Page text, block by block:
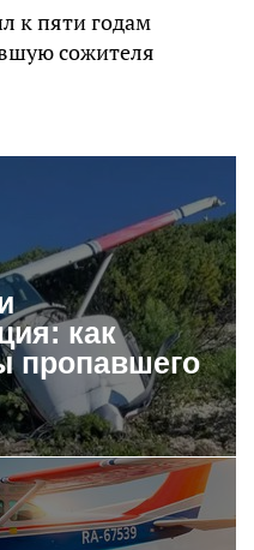
к пяти годам
сожителя
как
пропавшего